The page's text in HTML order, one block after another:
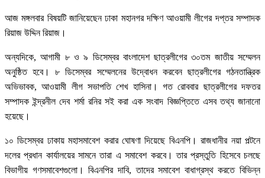
আজ মঙ্গলবার বিষয়টি জানিয়েছেন ঢাকা মহানগর দক্ষিণ আওয়ামী লীগের দপ্তর সম্পাদক
রিয়াজ উদ্দিন রিয়াজ।
অন্যদিকে, আগামী ৮ ও ৯ ডিসেম্বর বাংলাদেশ ছাত্রলীগের ৩০তম জাতীয় সম্মেলন
অনুষ্ঠিত হবে। ৮ ডিসেম্বর সম্মেলনের উদ্বোধন করবেন ছাত্রলীগের গঠনতান্ত্রিক
অভিভাবক, আওয়ামী লীগ সভাপতি শেখ হাসিনা। গত রোববার ছাত্রলীগের দফতর
সম্পাদক ইন্দ্রনীল দেব শর্মা রনির সই করা এক সংবাদ বিজ্ঞপ্তিতে এসব তথ্য জানানো
হয়েছে।
১০ ডিসেম্বর ঢাকায় মহাসমাবেশ করার ঘোষণা দিয়েছে বিএনপি। রাজধানীর নয়া পল্টনে
দলের প্রধান কার্যালয়ের সামনে তারা এ সমাবেশ করবে। তার প্রস্তুতি হিসেবে চলছে
বিভাগীয় গণসমাবেশগুলো। বিএনপির দাবি, তাদের সমাবেশ বাধাগ্রস্থ করতে বিভিন্ন